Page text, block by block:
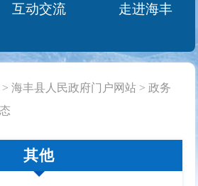
互动交流
走进海丰
>海丰县人民政府门户网站 >政务
其他